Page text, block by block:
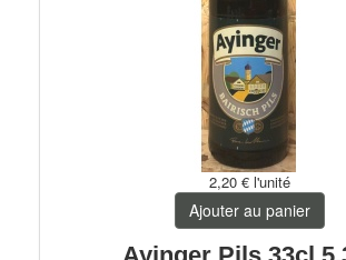
2,20 € l'unité
Ajouter au panier